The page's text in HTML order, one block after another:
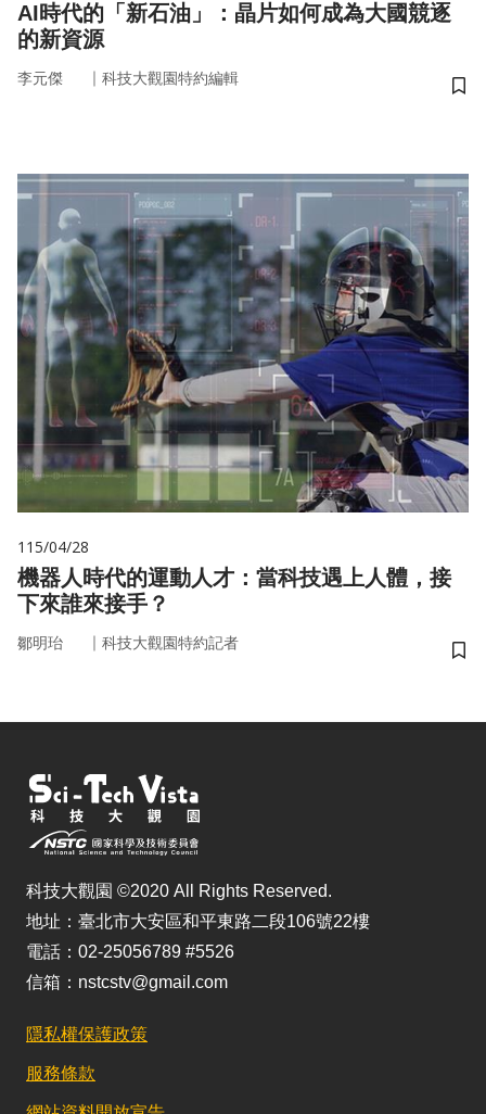
AI時代的「新石油」：晶片如何成為大國競逐
的新資源
李元傑 ｜ 科技大觀園特約編輯
儲
115/04/28
機器人時代的運動人才：當科技遇上人體，接
下來誰來接手？
鄒明珆 ｜ 科技大觀園特約記者
儲
科技大觀園 ©2020 All Rights Reserved.
地址：臺北市大安區和平東路二段106號22樓
電話：02-25056789 #5526
信箱：nstcstv@gmail.com
隱私權保護政策
服務條款